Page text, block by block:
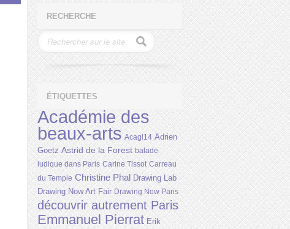
RECHERCHE
ÉTIQUETTES
Académie des
beaux-arts Acagl14 Adrien
Goetz Astrid de la Forest balade
ludique dans Paris Carine Tissot Carreau
du Temple Christine Phal Drawing Lab
Drawing Now Art Fair Drawing Now Paris
découvrir autrement Paris
Emmanuel Pierrat Erik